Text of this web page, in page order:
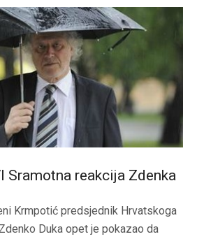
Sramotna reakcija Zdenka
Krmpotić predsjednik Hrvatskoga
Duka opet je pokazao da